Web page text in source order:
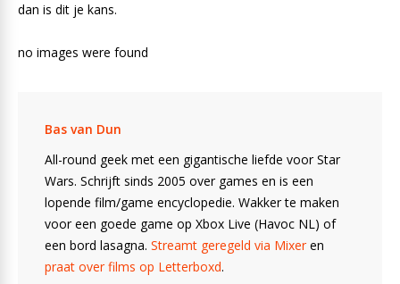
dan is dit je kans.
no images were found
Bas van Dun
All-round geek met een gigantische liefde voor Star
Wars. Schrijft sinds 2005 over games en is een
lopende film/game encyclopedie. Wakker te maken
voor een goede game op Xbox Live (Havoc NL) of
een bord lasagna. Streamt geregeld via Mixeren
praat over films op Letterboxd.